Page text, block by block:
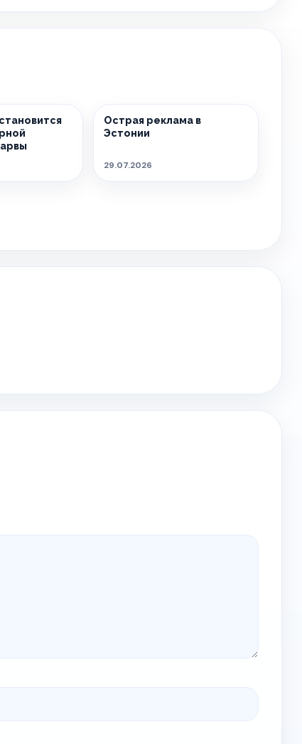
Острая реклама в
Эстонии
29.07.2026